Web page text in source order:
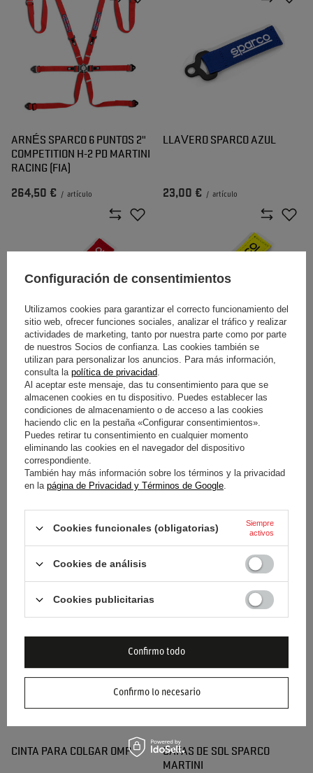
ARNÉS SPARCO 6 PUNTOS 2"
COMPETITION H-2 PD MARTINI
RACING (FIA)
264,50 € / artículo
LLAVERO SPARCO AZUL
23,00 € / artículo
LLAVERO SPARCO ROJO
23,00 € / artículo
LLAVERO SPARCO AMARILLO
23,00 € / artículo
LLAVERO SPARCO MARTINI
RACING
LLAVERO SPARCO HF
CINTA PARA COLGAR OMP
GAFAS DE SOL SPARCO
MARTINI
Configuración de consentimientos
Utilizamos cookies para garantizar el correcto funcionamiento del
sitio web, ofrecer funciones sociales, analizar el tráfico y realizar
actividades de marketing, tanto por nuestra parte como por parte
de nuestros Socios de confianza. Las cookies también se
utilizan para personalizar los anuncios. Para más información,
consulta la política de privacidad.
Al aceptar este mensaje, das tu consentimiento para que se
almacenen cookies en tu dispositivo. Puedes establecer las
condiciones de almacenamiento o de acceso a las cookies
haciendo clic en la pestaña «Configurar consentimientos».
Puedes retirar tu consentimiento en cualquier momento
eliminando las cookies en el navegador del dispositivo
correspondiente.
También hay más información sobre los términos y la privacidad
en la página de Privacidad y Términos de Google.
Cookies funcionales (obligatorias)
Siempre
activos
Cookies de análisis
Cookies publicitarias
Confirmo lo necesario
Confirmo todo